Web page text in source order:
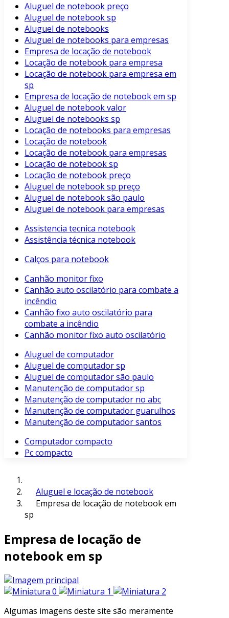
Aluguel de notebook preço
Aluguel de notebook sp
Aluguel de notebooks
Aluguel de notebooks para empresas
Empresa de locação de notebook
Locação de notebook para empresa
Locação de notebook para empresa em
sp
Empresa de locação de notebook em sp
Aluguel de notebook valor
Aluguel de notebooks sp
Locação de notebooks para empresas
Locação de notebook
Locação de notebook para empresas
Locação de notebook sp
Locação de notebook preço
Aluguel de notebook sp preço
Aluguel de notebook são paulo
Aluguel de notebook para empresas
Assistencia tecnica notebook
Assistência técnica notebook
Calços para notebook
Canhão monitor fixo
Canhão auto oscilatório para combate a
incêndio
Canhão fixo auto oscilatório para
combate a incêndio
Canhão monitor fixo auto oscilatório
Aluguel de computador
Aluguel de computador sp
Aluguel de computador são paulo
Manutenção de computador sp
Manutenção de computador no abc
Manutenção de computador guarulhos
Manutenção de computador santos
Computador compacto
Pc compacto
Aluguel e locação de notebook
Empresa de locação de notebook em
sp
Empresa de locação de
notebook em sp
Algumas imagens deste site são meramente